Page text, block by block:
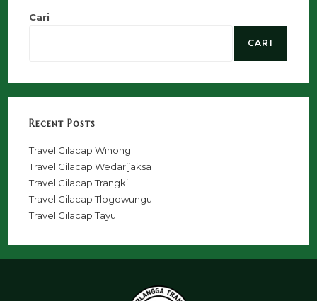
Cari
CARI
Recent Posts
Travel Cilacap Winong
Travel Cilacap Wedarijaksa
Travel Cilacap Trangkil
Travel Cilacap Tlogowungu
Travel Cilacap Tayu